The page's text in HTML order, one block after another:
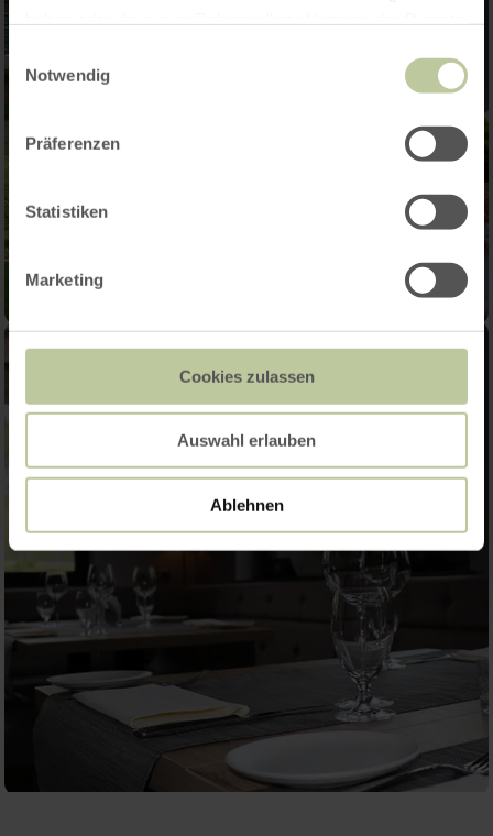
Einwilligungsauswahl
Notwendig
Präferenzen
Statistiken
Marketing
Cookies zulassen
Auswahl erlauben
Ablehnen